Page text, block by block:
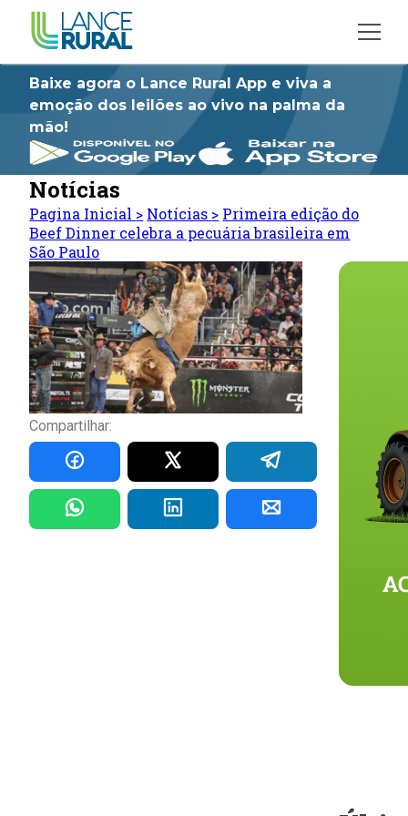
Baixe agora o Lance Rural App e viva a
emoção dos leilões ao vivo na palma da
mão!
Notícias
Pagina Inicial > Notícias > Primeira edição do
Beef Dinner celebra a pecuária brasileira em
São Paulo
Compartilhar: